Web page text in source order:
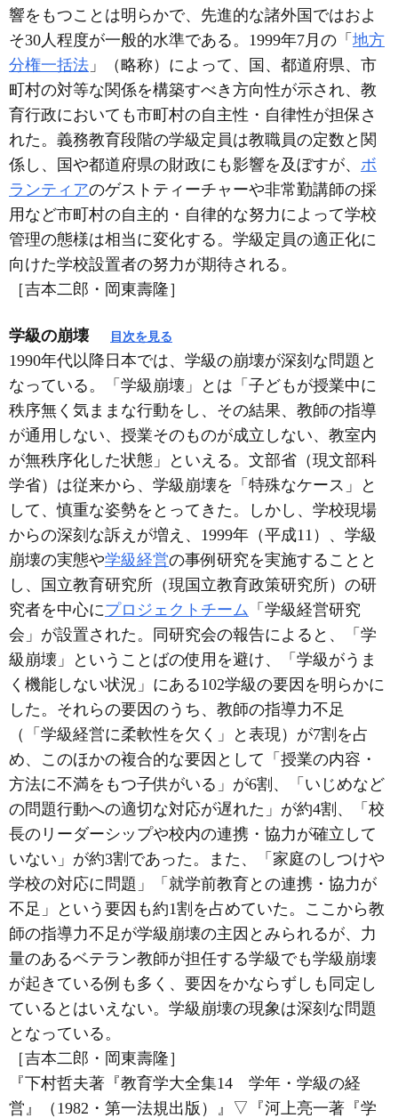
響をもつことは明らかで、先進的な諸外国ではおよ
そ30人程度が一般的水準である。1999年7月の「 地方
分権一括法 」（略称）によって、国、都道府県、市
町村の対等な関係を構築すべき方向性が示され、教
育行政においても市町村の自主性・自律性が担保さ
れた。義務教育段階の学級定員は教職員の定数と関
係し、国や都道府県の財政にも影響を及ぼすが、 ボ
ランティアのゲストティーチャーや非常勤講師の採
用など市町村の自主的・自律的な努力によって学校
管理の態様は相当に変化する。学級定員の適正化に
向けた学校設置者の努力が期待される。
［吉本二郎・岡東壽隆］
学級の崩壊 目次を見る
1990年代以降日本では、学級の崩壊が深刻な問題と
なっている。「学級崩壊」とは「子どもが授業中に
秩序無く気ままな行動をし、その結果、教師の指導
が通用しない、授業そのものが成立しない、教室内
が無秩序化した状態」といえる。文部省（現文部科
学省）は従来から、学級崩壊を「特殊なケース」と
して、慎重な姿勢をとってきた。しかし、学校現場
からの深刻な訴えが増え、1999年（平成11）、学級
崩壊の実態や学級経営の事例研究を実施することと
し、国立教育研究所（現国立教育政策研究所）の研
究者を中心にプロジェクトチーム 「学級経営研究
会」が設置された。同研究会の報告によると、「学
級崩壊」ということばの使用を避け、「学級がうま
く機能しない状況」にある102学級の要因を明らかに
した。それらの要因のうち、教師の指導力不足
（「学級経営に柔軟性を欠く」と表現）が7割を占
め、このほかの複合的な要因として「授業の内容・
方法に不満をもつ子供がいる」が6割、「いじめなど
の問題行動への適切な対応が遅れた」が約4割、「校
長のリーダーシップや校内の連携・協力が確立して
いない」が約3割であった。また、「家庭のしつけや
学校の対応に問題」「就学前教育との連携・協力が
不足」という要因も約1割を占めていた。ここから教
師の指導力不足が学級崩壊の主因とみられるが、力
量のあるベテラン教師が担任する学級でも学級崩壊
が起きている例も多く、要因をかならずしも同定し
ているとはいえない。学級崩壊の現象は深刻な問題
となっている。
［吉本二郎・岡東壽隆］
『下村哲夫著『教育学大全集14 学年・学級の経
営』（1982・第一法規出版）』 ▽ 『河上亮一著『学